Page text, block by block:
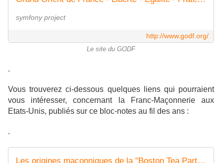
symfony project
http://www.godf.org/
Le site du GODF
.
Vous trouverez ci-dessous quelques liens qui pourraient
vous intéresser, concernant la Franc-Maçonnerie aux
Etats-Unis, publiés sur ce bloc-notes au fil des ans :
.
Les origines maçonniques de la "Boston Tea Party" de 1773. - Bloc notes de Jean-Laurent, sur la Franc-Maçonnerie et les Spiritualités. Blog maçonnique et spirituel francophone. Initiation, parcours et découverte.